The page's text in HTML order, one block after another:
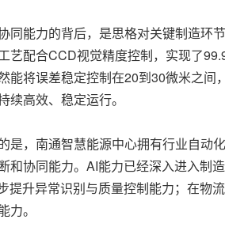
同能力的背后，是思格对关键制造环
艺配合CCD视觉精度控制，实现了
能将误差稳定控制在20到30微米之
续高效、稳定运行。
是，南通智慧能源中心拥有行业自动
和协同能力。AI能力已经深入进入制
提升异常识别与质量控制能力；在物
力。